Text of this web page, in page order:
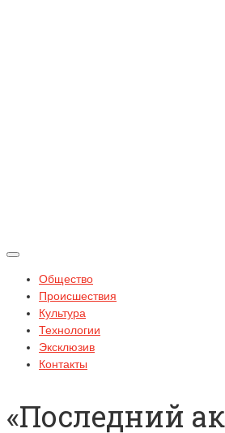
Общество
Происшествия
Культура
Технологии
Эксклюзив
Контакты
«Последний